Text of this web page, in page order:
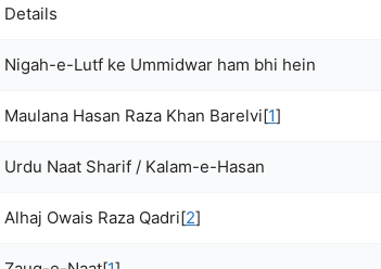
Details
Nigah-e-Lutf ke Ummidwar ham bhi hein
Maulana Hasan Raza Khan Barelvi[1]
Urdu Naat Sharif / Kalam-e-Hasan
Alhaj Owais Raza Qadri[2]